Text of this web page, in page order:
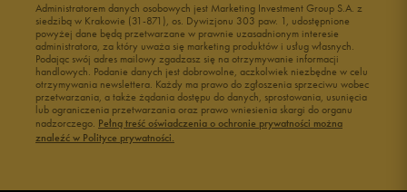
Administratorem danych osobowych jest Marketing Investment Group S.A. z
siedzibą w Krakowie (31-871), os. Dywizjonu 303 paw. 1, udostępnione
powyżej dane będą przetwarzane w prawnie uzasadnionym interesie
administratora, za który uważa się marketing produktów i usług własnych.
Podając swój adres mailowy zgadzasz się na otrzymywanie informacji
handlowych. Podanie danych jest dobrowolne, aczkolwiek niezbędne w celu
otrzymywania newslettera. Każdy ma prawo do zgłoszenia sprzeciwu wobec
przetwarzania, a także żądania dostępu do danych, sprostowania, usunięcia
lub ograniczenia przetwarzania oraz prawo wniesienia skargi do organu
nadzorczego. Pełną treść oświadczenia o ochronie prywatności można
znaleźć w Polityce prywatności.